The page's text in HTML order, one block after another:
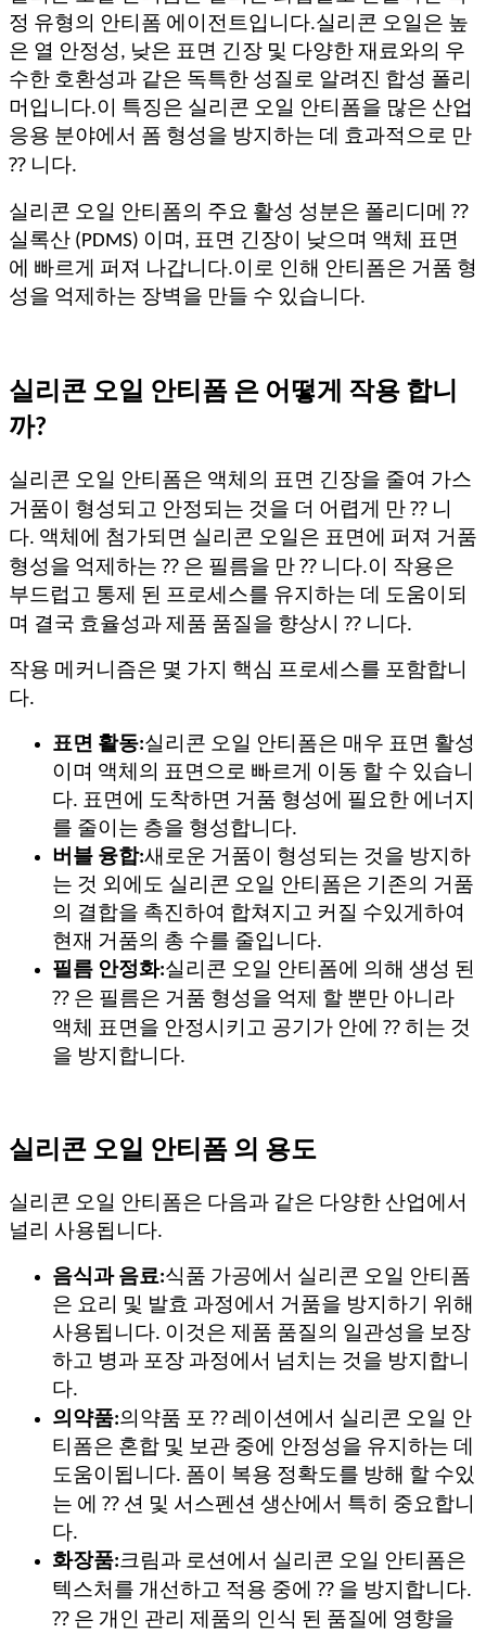
정 유형의 안티폼 에이전트입니다.실리콘 오일은 높
은 열 안정성, 낮은 표면 긴장 및 다양한 재료와의 우
수한 호환성과 같은 독특한 성질로 알려진 합성 폴리
머입니다.이 특징은 실리콘 오일 안티폼을 많은 산업
응용 분야에서 폼 형성을 방지하는 데 효과적으로 만
⁇ 니다.
실리콘 오일 안티폼의 주요 활성 성분은 폴리디메 ⁇
실록산 (PDMS) 이며, 표면 긴장이 낮으며 액체 표면
에 빠르게 퍼져 나갑니다.이로 인해 안티폼은 거품 형
성을 억제하는 장벽을 만들 수 있습니다.
실리콘 오일 안티폼 은 어떻게 작용 합니
까?
실리콘 오일 안티폼은 액체의 표면 긴장을 줄여 가스
거품이 형성되고 안정되는 것을 더 어렵게 만 ⁇ 니
다. 액체에 첨가되면 실리콘 오일은 표면에 퍼져 거품
형성을 억제하는 ⁇ 은 필름을 만 ⁇ 니다.이 작용은
부드럽고 통제 된 프로세스를 유지하는 데 도움이되
며 결국 효율성과 제품 품질을 향상시 ⁇ 니다.
작용 메커니즘은 몇 가지 핵심 프로세스를 포함합니
다.
표면 활동:실리콘 오일 안티폼은 매우 표면 활성
이며 액체의 표면으로 빠르게 이동 할 수 있습니
다. 표면에 도착하면 거품 형성에 필요한 에너지
를 줄이는 층을 형성합니다.
버블 융합:새로운 거품이 형성되는 것을 방지하
는 것 외에도 실리콘 오일 안티폼은 기존의 거품
의 결합을 촉진하여 합쳐지고 커질 수있게하여
현재 거품의 총 수를 줄입니다.
필름 안정화:실리콘 오일 안티폼에 의해 생성 된
⁇ 은 필름은 거품 형성을 억제 할 뿐만 아니라
액체 표면을 안정시키고 공기가 안에 ⁇ 히는 것
을 방지합니다.
실리콘 오일 안티폼 의 용도
실리콘 오일 안티폼은 다음과 같은 다양한 산업에서
널리 사용됩니다.
음식과 음료:식품 가공에서 실리콘 오일 안티폼
은 요리 및 발효 과정에서 거품을 방지하기 위해
사용됩니다. 이것은 제품 품질의 일관성을 보장
하고 병과 포장 과정에서 넘치는 것을 방지합니
다.
의약품:의약품 포 ⁇ 레이션에서 실리콘 오일 안
티폼은 혼합 및 보관 중에 안정성을 유지하는 데
도움이됩니다. 폼이 복용 정확도를 방해 할 수있
는 에 ⁇ 션 및 서스펜션 생산에서 특히 중요합니
다.
화장품:크림과 로션에서 실리콘 오일 안티폼은
텍스처를 개선하고 적용 중에 ⁇ 을 방지합니다.
⁇ 은 개인 관리 제품의 인식 된 품질에 영향을